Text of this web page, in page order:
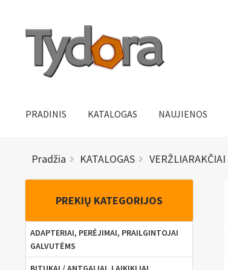
Pereiti
meniu
Pereiti
turinio
PRADINIS KATALOGAS NAUJIENOS
Pradžia KATALOGAS VERŽLIARAKČIAI
PREKIŲ KATEGORIJOS
ADAPTERIAI, PERĖJIMAI, PRAILGINTOJAI
GALVUTĖMS